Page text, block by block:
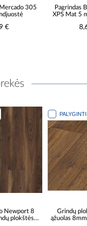
305
€
Pagrindas
XPS Mat 5
Newport 8
plokštės
PALYGINTI
Grindų
ąžuolas